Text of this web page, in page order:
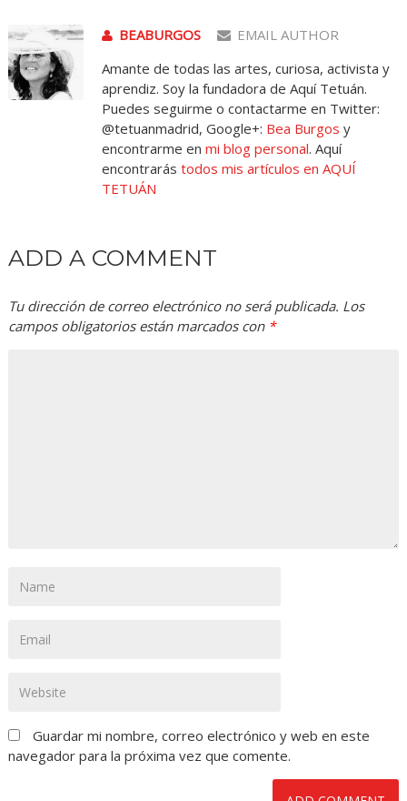
BEABURGOS
EMAIL AUTHOR
Amante de todas las artes, curiosa, activista y
aprendiz. Soy la fundadora de Aquí Tetuán.
Puedes seguirme o contactarme en Twitter:
@tetuanmadrid, Google+: Bea Burgos y
encontrarme en mi blog personal. Aquí
encontrarás todos mis artículos en AQUÍ
TETUÁN
ADD A COMMENT
Tu dirección de correo electrónico no será publicada. Los
campos obligatorios están marcados con *
Guardar mi nombre, correo electrónico y web en este
navegador para la próxima vez que comente.